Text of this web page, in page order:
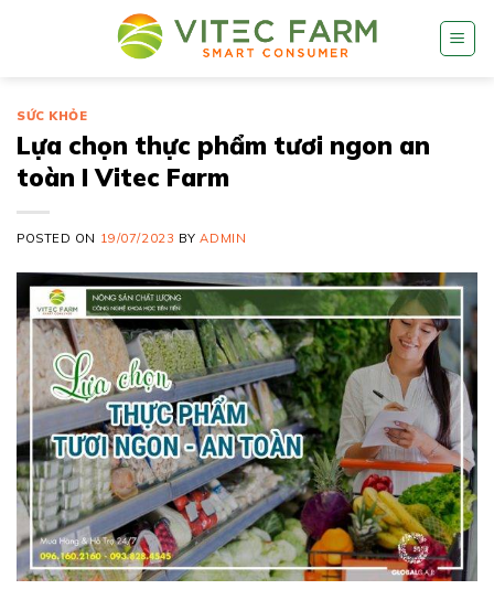
SỨC KHỎE
Lựa chọn thực phẩm tươi ngon an
toàn I Vitec Farm
POSTED ON 19/07/2023 BYADMIN